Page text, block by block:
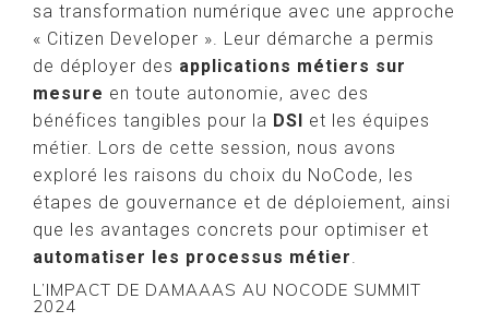
sa transformation numérique avec une approche
« Citizen Developer ». Leur démarche a permis
de déployer des applications métiers sur
mesure en toute autonomie, avec des
bénéfices tangibles pour la DSI
et les équipes
métier. Lors de cette session, nous avons
exploré les raisons du choix du NoCode, les
étapes de gouvernance et de déploiement, ainsi
que les avantages concrets pour optimiser et
automatiser les processus métier.
L’IMPACT DE DAMAAAS AU NOCODE SUMMIT
2024